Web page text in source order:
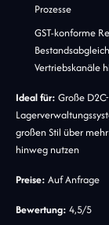
Prozesse
GST-konforme
Vertriebskanäle
Ideal für: Große
großen Stil über
hinweg nutzen
Preise: Auf Anfrage
Bewertung: 4,5/5